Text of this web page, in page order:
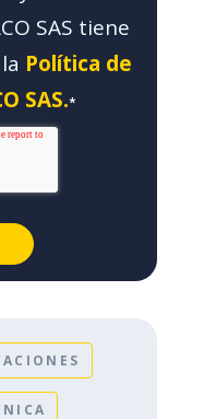
SAS tiene
Política de
SAS.*